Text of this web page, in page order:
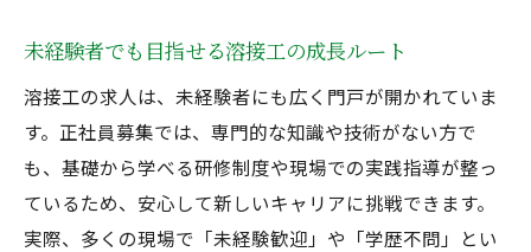
未経験者でも目指せる溶接工の成長ルート
溶接工の求人は、未経験者にも広く門戸が開かれていま
す。正社員募集では、専門的な知識や技術がない方で
も、基礎から学べる研修制度や現場での実践指導が整っ
ているため、安心して新しいキャリアに挑戦できます。
実際、多くの現場で「未経験歓迎」や「学歴不問」とい